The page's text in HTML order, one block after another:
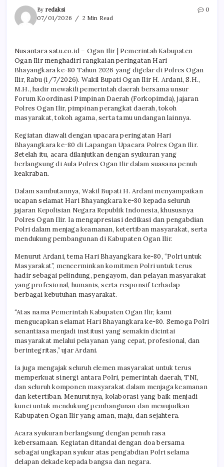
By redaksi
07/01/2026
2 Min Read
0
Nusantara satu.co.id – Ogan Ilir | Pemerintah Kabupaten
Ogan Ilir menghadiri rangkaian peringatan Hari
Bhayangkara ke-80 Tahun 2026 yang digelar di Polres Ogan
Ilir, Rabu (1/7/2026). Wakil Bupati Ogan Ilir H. Ardani, S.H.,
M.H., hadir mewakili pemerintah daerah bersama unsur
Forum Koordinasi Pimpinan Daerah (Forkopimda), jajaran
Polres Ogan Ilir, pimpinan perangkat daerah, tokoh
masyarakat, tokoh agama, serta tamu undangan lainnya.
Kegiatan diawali dengan upacara peringatan Hari
Bhayangkara ke-80 di Lapangan Upacara Polres Ogan Ilir.
Setelah itu, acara dilanjutkan dengan syukuran yang
berlangsung di Aula Polres Ogan Ilir dalam suasana penuh
keakraban.
Dalam sambutannya, Wakil Bupati H. Ardani menyampaikan
ucapan selamat Hari Bhayangkara ke-80 kepada seluruh
jajaran Kepolisian Negara Republik Indonesia, khususnya
Polres Ogan Ilir. Ia mengapresiasi dedikasi dan pengabdian
Polri dalam menjaga keamanan, ketertiban masyarakat, serta
mendukung pembangunan di Kabupaten Ogan Ilir.
Menurut Ardani, tema Hari Bhayangkara ke-80, “Polri untuk
Masyarakat”, mencerminkan komitmen Polri untuk terus
hadir sebagai pelindung, pengayom, dan pelayan masyarakat
yang profesional, humanis, serta responsif terhadap
berbagai kebutuhan masyarakat.
“Atas nama Pemerintah Kabupaten Ogan Ilir, kami
mengucapkan selamat Hari Bhayangkara ke-80. Semoga Polri
senantiasa menjadi institusi yang semakin dicintai
masyarakat melalui pelayanan yang cepat, profesional, dan
berintegritas,” ujar Ardani.
Ia juga mengajak seluruh elemen masyarakat untuk terus
memperkuat sinergi antara Polri, pemerintah daerah, TNI,
dan seluruh komponen masyarakat dalam menjaga keamanan
dan ketertiban. Menurutnya, kolaborasi yang baik menjadi
kunci untuk mendukung pembangunan dan mewujudkan
Kabupaten Ogan Ilir yang aman, maju, dan sejahtera.
Acara syukuran berlangsung dengan penuh rasa
kebersamaan. Kegiatan ditandai dengan doa bersama
sebagai ungkapan syukur atas pengabdian Polri selama
delapan dekade kepada bangsa dan negara.